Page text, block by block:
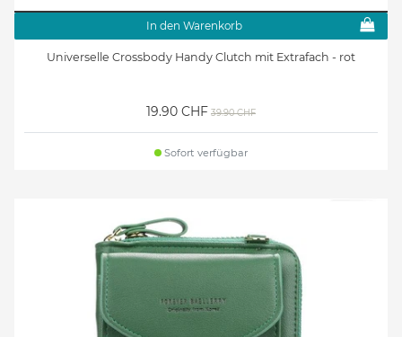
In den Warenkorb
Universelle Crossbody Handy Clutch mit Extrafach - rot
19.90 CHF 39.90 CHF
Sofort verfügbar